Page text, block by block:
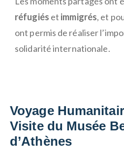
réfugiés et immigrés, et
ont permis de réaliser
solidarité internationale.
Voyage
Visite du Musée
d’Athènes